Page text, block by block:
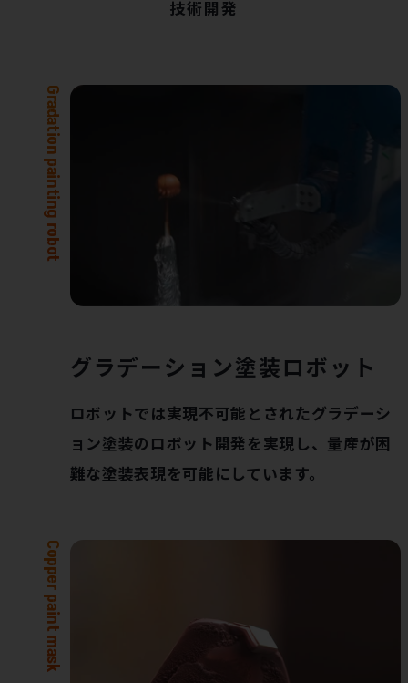
技術開発
グラデーション塗装ロボット
ロボットでは実現不可能とされたグラデーシ
ョン塗装のロボット開発を実現し、量産が困
難な塗装表現を可能にしています。